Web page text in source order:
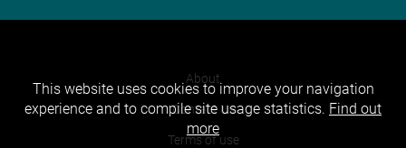
About
Contact Us
Terms of use
This website uses cookies to improve your navigation
experience and to compile site usage statistics. Find out
more